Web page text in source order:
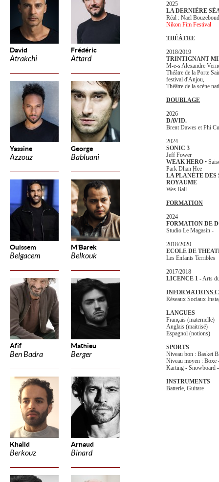
David
Atrakchi
Frédéric
Attard
Yassine
Azzouz
George
Babluani
Ouissem
Belgacem
M'Barek
Belkouk
Afif
Ben Badra
Mathieu
Berger
Khalid
Berkouz
Arnaud
Binard
2025
LA DERNIÈRE
Réal : Nael
Nikon Fim Festival
THÉÂTRE
2018/2019
TRINTIGNANT
M-e-s Alexandre
Théâtre de la Porte
festival d'Anjou,
Théâtre de la scène
DOUBLAGE
2026
DAVID.
Brent Dawes et Phi
2024
SONIC 3
Jeff Fower
WEAK HERO •
Park Dhan Hee
LA PLANÈTE DES
ROYAUME
Wes Ball
FORMATION
2024
FORMATION DE
Studio Le Magasin -
2018/2020
ECOLE DE
Les Enfants Terribles
2017/2018
LICENCE 1 - Arts
INFORMATIONS
Réseaux Sociaux
LANGUES
Français (maternelle)
Anglais (maitrisé)
Espagnol (notions)
SPORTS
Niveau bon : Basket
Niveau moyen : Boxe
Karting - Snowboard -
INSTRUMENTS
Batterie, Guitare